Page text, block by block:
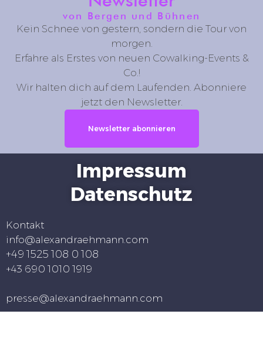
von Bergen und Bühnen
Kein Schnee von gestern, sondern die Tour von
morgen.
Erfahre als Erstes von neuen Cowalking-Events &
Co.!
Wir halten dich auf dem Laufenden. Abonniere
jetzt den Newsletter.
Newsletter abonnieren
Impressum
Datenschutz
Kontakt
info@alexandraehmann.com
+49 1525 108 0 108
+43 690 1010 1919
presse@alexandraehmann.com